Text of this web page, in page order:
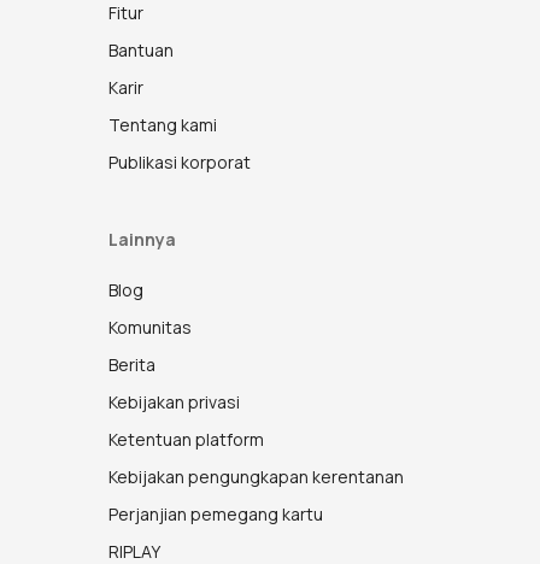
Fitur
Bantuan
Karir
Tentang kami
Publikasi korporat
Lainnya
Blog
Komunitas
Berita
Kebijakan privasi
Ketentuan platform
Kebijakan pengungkapan kerentanan
Perjanjian pemegang kartu
RIPLAY